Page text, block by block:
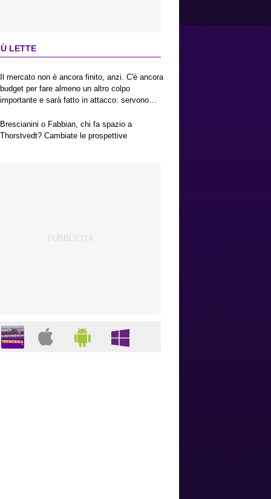
LETTE
Il mercato non è ancora finito, anzi. C'è ancora
budget per fare almeno un altro colpo
importante e sarà fatto in attacco: servono
il Bologna: caccia al giusto incastro
Brescianini o Fabbian, chi fa spazio a
Thorstvedt? Cambiate le prospettive